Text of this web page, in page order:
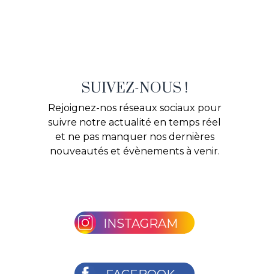
SUIVEZ-NOUS !
Rejoignez-nos réseaux sociaux pour
suivre notre actualité en temps réel
et ne pas manquer nos dernières
nouveautés et évènements à venir.
INSTAGRAM